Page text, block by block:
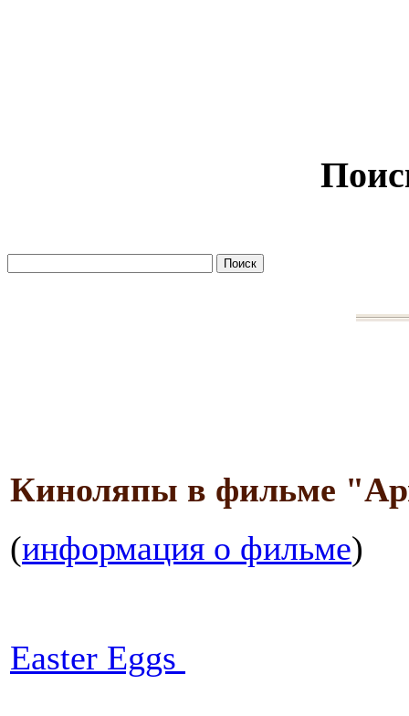
Киноляпы в фильме
(информация о фильме)
Easter Eggs